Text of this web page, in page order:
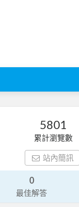
5801
累計瀏覽數
站內簡訊
0
最佳解答